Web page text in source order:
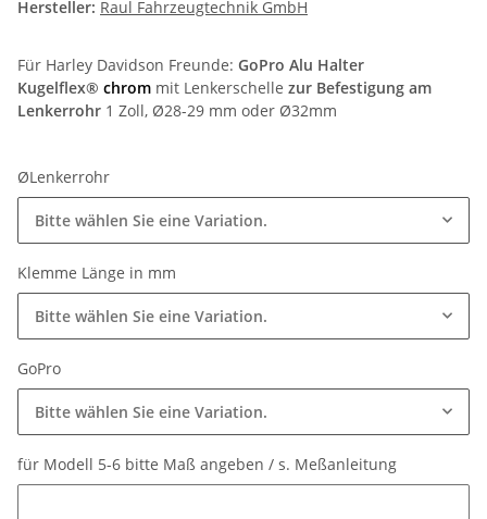
Hersteller: Raul Fahrzeugtechnik GmbH
Für Harley Davidson Freunde: GoPro Alu Halter
Kugelflex® chrom mit Lenkerschelle zur Befestigung am
Lenkerrohr 1 Zoll, Ø28-29 mm oder Ø32mm
ØLenkerrohr
Bitte wählen Sie eine Variation.
Klemme Länge in mm
Bitte wählen Sie eine Variation.
GoPro
Bitte wählen Sie eine Variation.
für Modell 5-6 bitte Maß angeben / s. Meßanleitung